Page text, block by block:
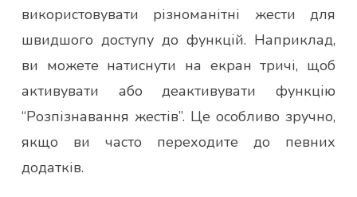
використовувати різноманітні жести для
швидшого доступу до функцій. Наприклад,
ви можете натиснути на екран тричі, щоб
активувати або деактивувати функцію
“Розпізнавання жестів”. Це особливо зручно,
якщо ви часто переходите до певних
додатків.